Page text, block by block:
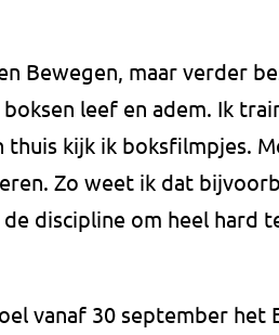
Bewegen, maar verder
leef en adem. Ik
kijk ik boksfilmpjes.
Zo weet ik dat
discipline om heel hard
vanaf 30 september het